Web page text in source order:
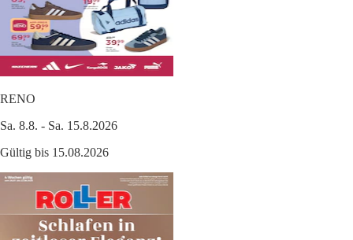
RENO
Sa. 8.8. - Sa. 15.8.2026
Gültig bis 15.08.2026